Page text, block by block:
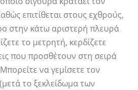
επιτίθεται στους εχθρούς,
στην κάτω αριστερή πλευρά
το μετρητή, κερδίζετε
που προσθέτουν στη σειρά
να γεμίσετε τον
το ξεκλείδωμα των